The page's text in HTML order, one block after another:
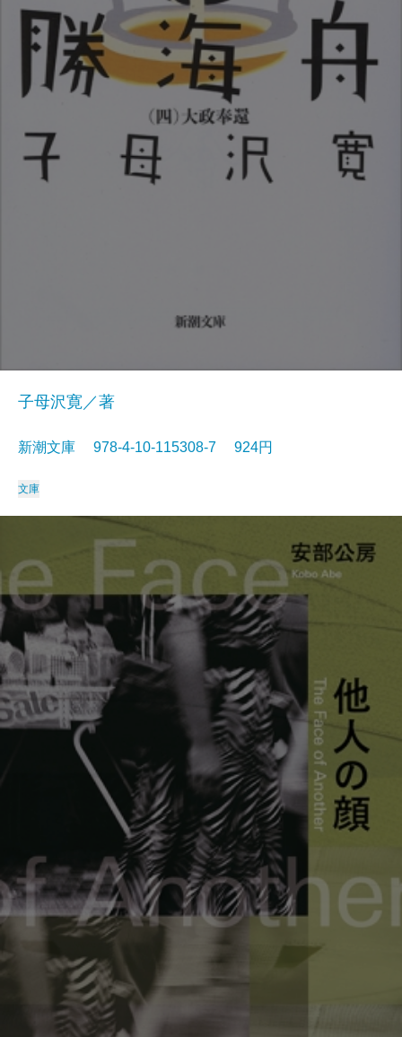
子母沢寛／著
新潮文庫 978-4-10-115308-7 924円
文庫